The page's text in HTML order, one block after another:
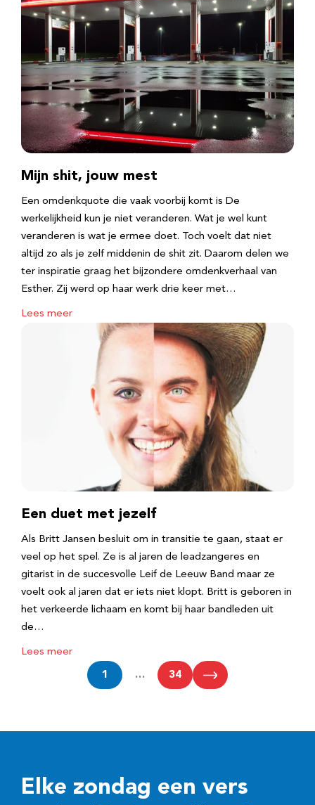
Mijn shit, jouw mest
Een omdenkquote die vaak voorbij komt is De
werkelijkheid kun je niet veranderen. Wat je wel kunt
veranderen is wat je ermee doet. Toch voelt dat niet
altijd zo als je zelf middenin de shit zit. Daarom delen we
ter inspiratie graag het bijzondere omdenkverhaal van
Esther. Zij werd op haar werk drie keer met…
Lees meer
Een duet met jezelf
Als Britt Jansen besluit om in transitie te gaan, staat er
veel op het spel. Ze is al jaren de leadzangeres en
gitarist in de succesvolle Leif de Leeuw Band maar ze
voelt ook al jaren dat er iets niet klopt. Britt is geboren in
het verkeerde lichaam en komt bij haar bandleden uit
de…
Lees meer
1 … 34
Elke zondag een vers